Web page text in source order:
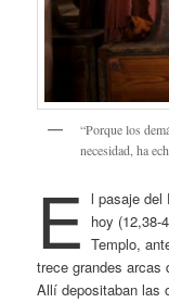
“Porque los
necesidad, ha
E l pasaje del
hoy (12,38-
Templo,
trece grandes arcas
Allí depositaban las